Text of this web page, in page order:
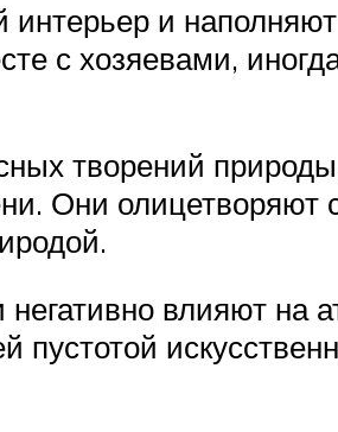
и
с хозяевами,
творений
Они
влияют на